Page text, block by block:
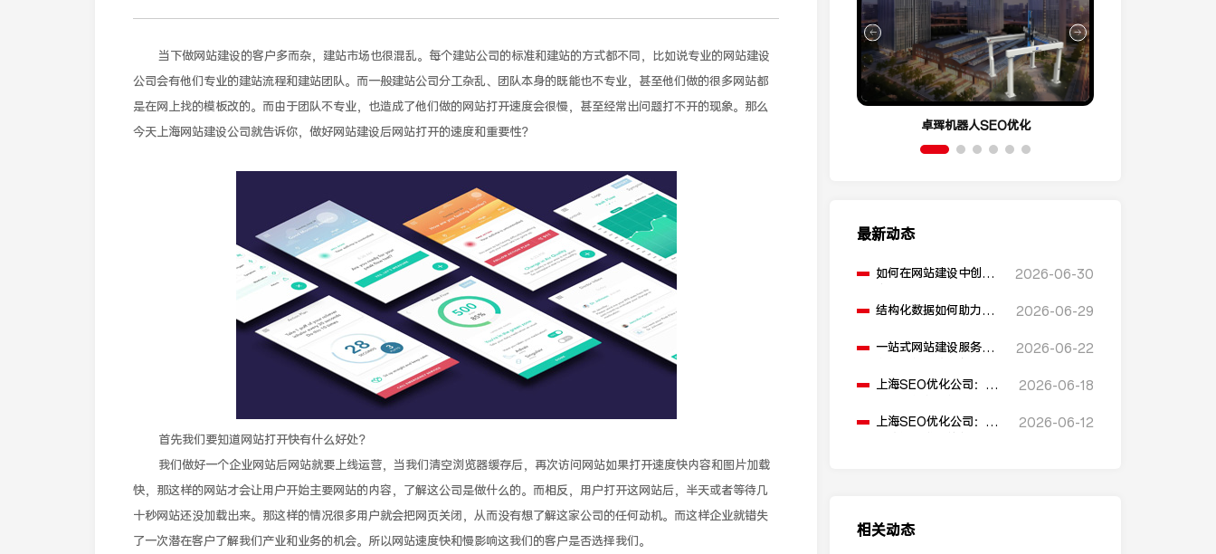
当下做网站建设的客户多而杂，建站市场也很混乱。每个建站公司的标准和建站的方式都不同，比如说专业的网站建设
公司会有他们专业的建站流程和建站团队。而一般建站公司分工杂乱、团队本身的既能也不专业，甚至他们做的很多网站都
是在网上找的模板改的。而由于团队不专业，也造成了他们做的网站打开速度会很慢，甚至经常出问题打不开的现象。那么
今天上海网站建设公司就告诉你，做好网站建设后网站打开的速度和重要性？
首先我们要知道网站打开快有什么好处？
我们做好一个企业网站后网站就要上线运营，当我们清空浏览器缓存后，再次访问网站如果打开速度快内容和图片加载
快，那这样的网站才会让用户开始主要网站的内容，了解这公司是做什么的。而相反，用户打开这网站后，半天或者等待几
十秒网站还没加载出来。那这样的情况很多用户就会把网页关闭，从而没有想了解这家公司的任何动机。而这样企业就错失
了一次潜在客户了解我们产业和业务的机会。所以网站速度快和慢影响这我们的客户是否选择我们。
卓珲机器人SEO优化
最新动态
如何在网站建设中创建
2026-06-30
结构化数据如何助力
2026-06-29
一站式网站建设服务平
2026-06-22
上海SEO优化公司：如
升点击率和SEO效果？
2026-06-18
上海SEO优化公司：有
2026-06-12
相关动态